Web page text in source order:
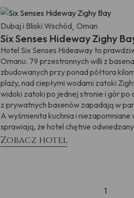
Dubaj i Bliski Wschód, Oman
Six Senses Hideway Zighy
Hotel Six Senses Hideaway to
Omanu. 79 przestronnych willi z
zbudowanych przy ponad półtora
plaży, nad ciepłymi wodami zatoki
widoki zatoki po jednej stronie i gór po
z prywatnych basenów zapadają w
A wyśmienita kuchnia i niezapomniane
sprawiają, że hotel chętnie
Zobacz hotel
1